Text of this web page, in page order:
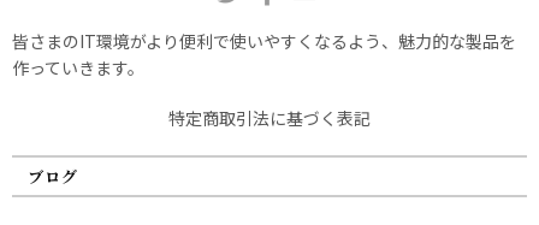
皆さまのIT環境がより便利で使いやすくなるよう、魅力的な製品を
作っていきます。
特定商取引法に基づく表記
ブログ